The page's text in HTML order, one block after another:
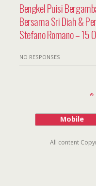
Bengkel Puisi
Bersama Sri Diah &
Stefano Romano – 15
NO RESPONSES
Mobile
All content